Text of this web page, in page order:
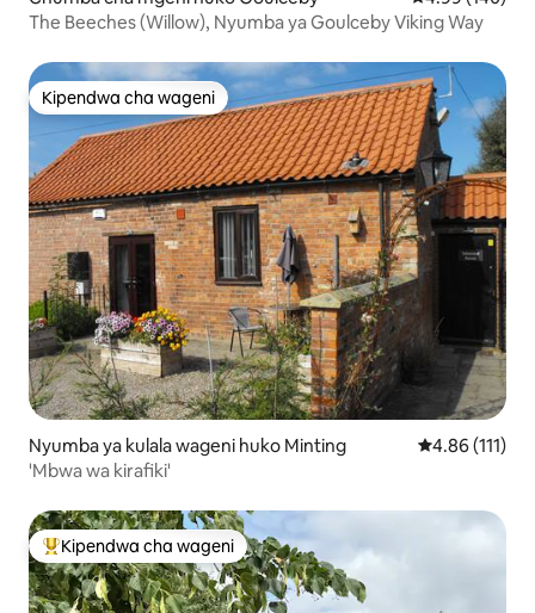
The Beeches (Willow), Nyumba ya Goulceby Viking Way
Kipendwa cha wageni
Kipendwa cha wageni
Nyumba ya kulala wageni huko Minting Ukadiriaji wa
4.86 (111)
'Mbwa wa kirafiki'
Kipendwa maarufu cha wageni
Kipendwa cha wageni